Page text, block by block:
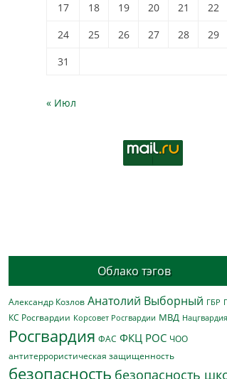
17
18 19 20 21 22
24
25 26 27 28 29
31
« Июл
Облако тэгов
Александр Козлов Анатолий Выборный ГБР
КС Росгвардии Корсовет Росгвардии МВД Нацгвардия
Росгвардия ФАС ФКЦ РОС ЧОО
антитеррористическая защищенность
безопасность безопасность